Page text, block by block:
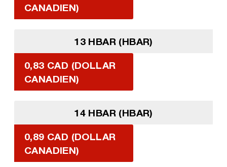
CANADIEN)
13 HBAR (HBAR)
0,83 CAD (DOLLAR
CANADIEN)
14 HBAR (HBAR)
0,89 CAD (DOLLAR
CANADIEN)